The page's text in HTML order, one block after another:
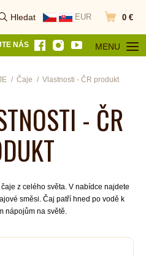
Hledat
Vyhledat
EUR
Přejít do
0 €
NÁS MENU
OTEVŘÍT
Čaje Vlastnosti - ČR produkt
- ČR
z celého světa. V nabídce najdete
směsi. Čaj patří hned po vodě k
nápojům na světě.